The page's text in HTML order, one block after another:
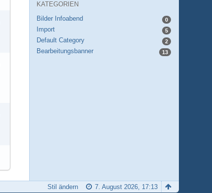
KATEGORIEN
Bilder Infoabend
0
Import 5
Default Category 2
Bearbeitungsbanner 13
7. August 2026, 17:13
Stil ändern